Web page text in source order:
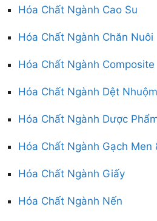
Hóa Chất Ngành Cao Su
Hóa Chất Ngành Chăn Nuôi
Hóa Chất Ngành Composite
Hóa Chất Ngành Dệt
Hóa Chất Ngành Dược
Hóa Chất Ngành Gạch Men
Hóa Chất Ngành Giấy
Hóa Chất Ngành Nến